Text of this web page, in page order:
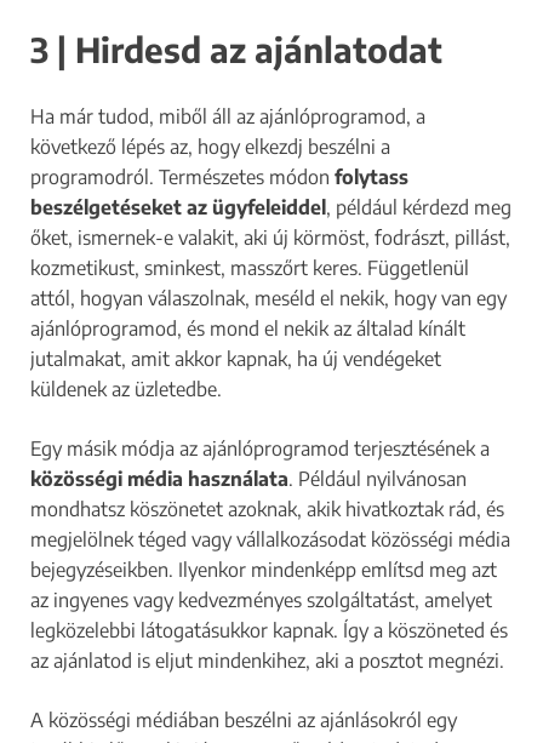
3 | Hirdesd az ajánlatodat
Ha már tudod, miből áll az ajánlóprogramod, a
következő lépés az, hogy elkezdj beszélni a
programodról. Természetes módon folytass
beszélgetéseket az ügyfeleiddel , például kérdezd meg
őket, ismernek-e valakit, aki új körmöst, fodrászt, pillást,
kozmetikust, sminkest, masszőrt keres. Függetlenül
attól, hogyan válaszolnak, meséld el nekik, hogy van egy
ajánlóprogramod, és mond el nekik az általad kínált
jutalmakat, amit akkor kapnak, ha új vendégeket
küldenek az üzletedbe.
Egy másik módja az ajánlóprogramod terjesztésének a
közösségi média használata. Például nyilvánosan
mondhatsz köszönetet azoknak, akik hivatkoztak rád, és
megjelölnek téged vagy vállalkozásodat közösségi média
bejegyzéseikben. Ilyenkor mindenképp említsd meg azt
az ingyenes vagy kedvezményes szolgáltatást, amelyet
legközelebbi látogatásukkor kapnak. Így a köszöneted és
az ajánlatod is eljut mindenkihez, aki a posztot megnézi.
A közösségi médiában beszélni az ajánlásokról egy